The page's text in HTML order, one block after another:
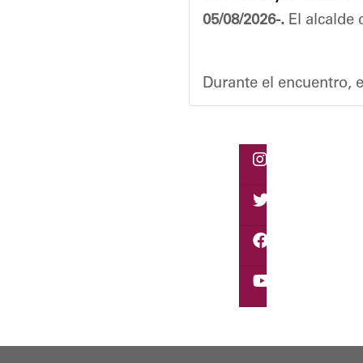
05/08/2026-. El alcalde
Durante el encuentro,
Vladimir Blanco,
El programa "Café
Oskarina Rosso.